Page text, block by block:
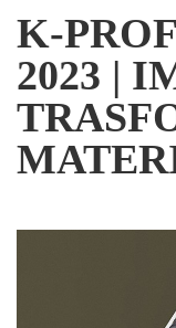
K-
2023 |